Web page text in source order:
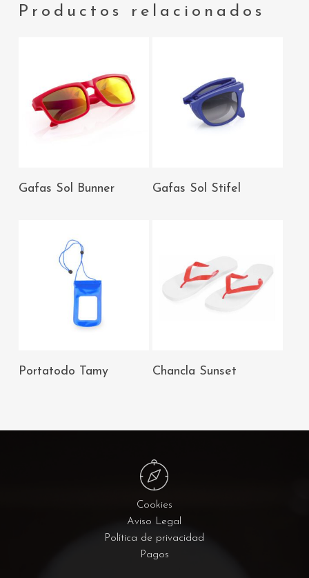
Productos relacionados
AÑADIR AL
Gafas Sol Bunner
AÑADIR AL
Gafas Sol Stifel
AÑADIR AL
CARRITO
Portatodo Tamy
AÑADIR AL
Chancla Sunset
Cookies
Aviso Legal
Política de privacidad
Pagos